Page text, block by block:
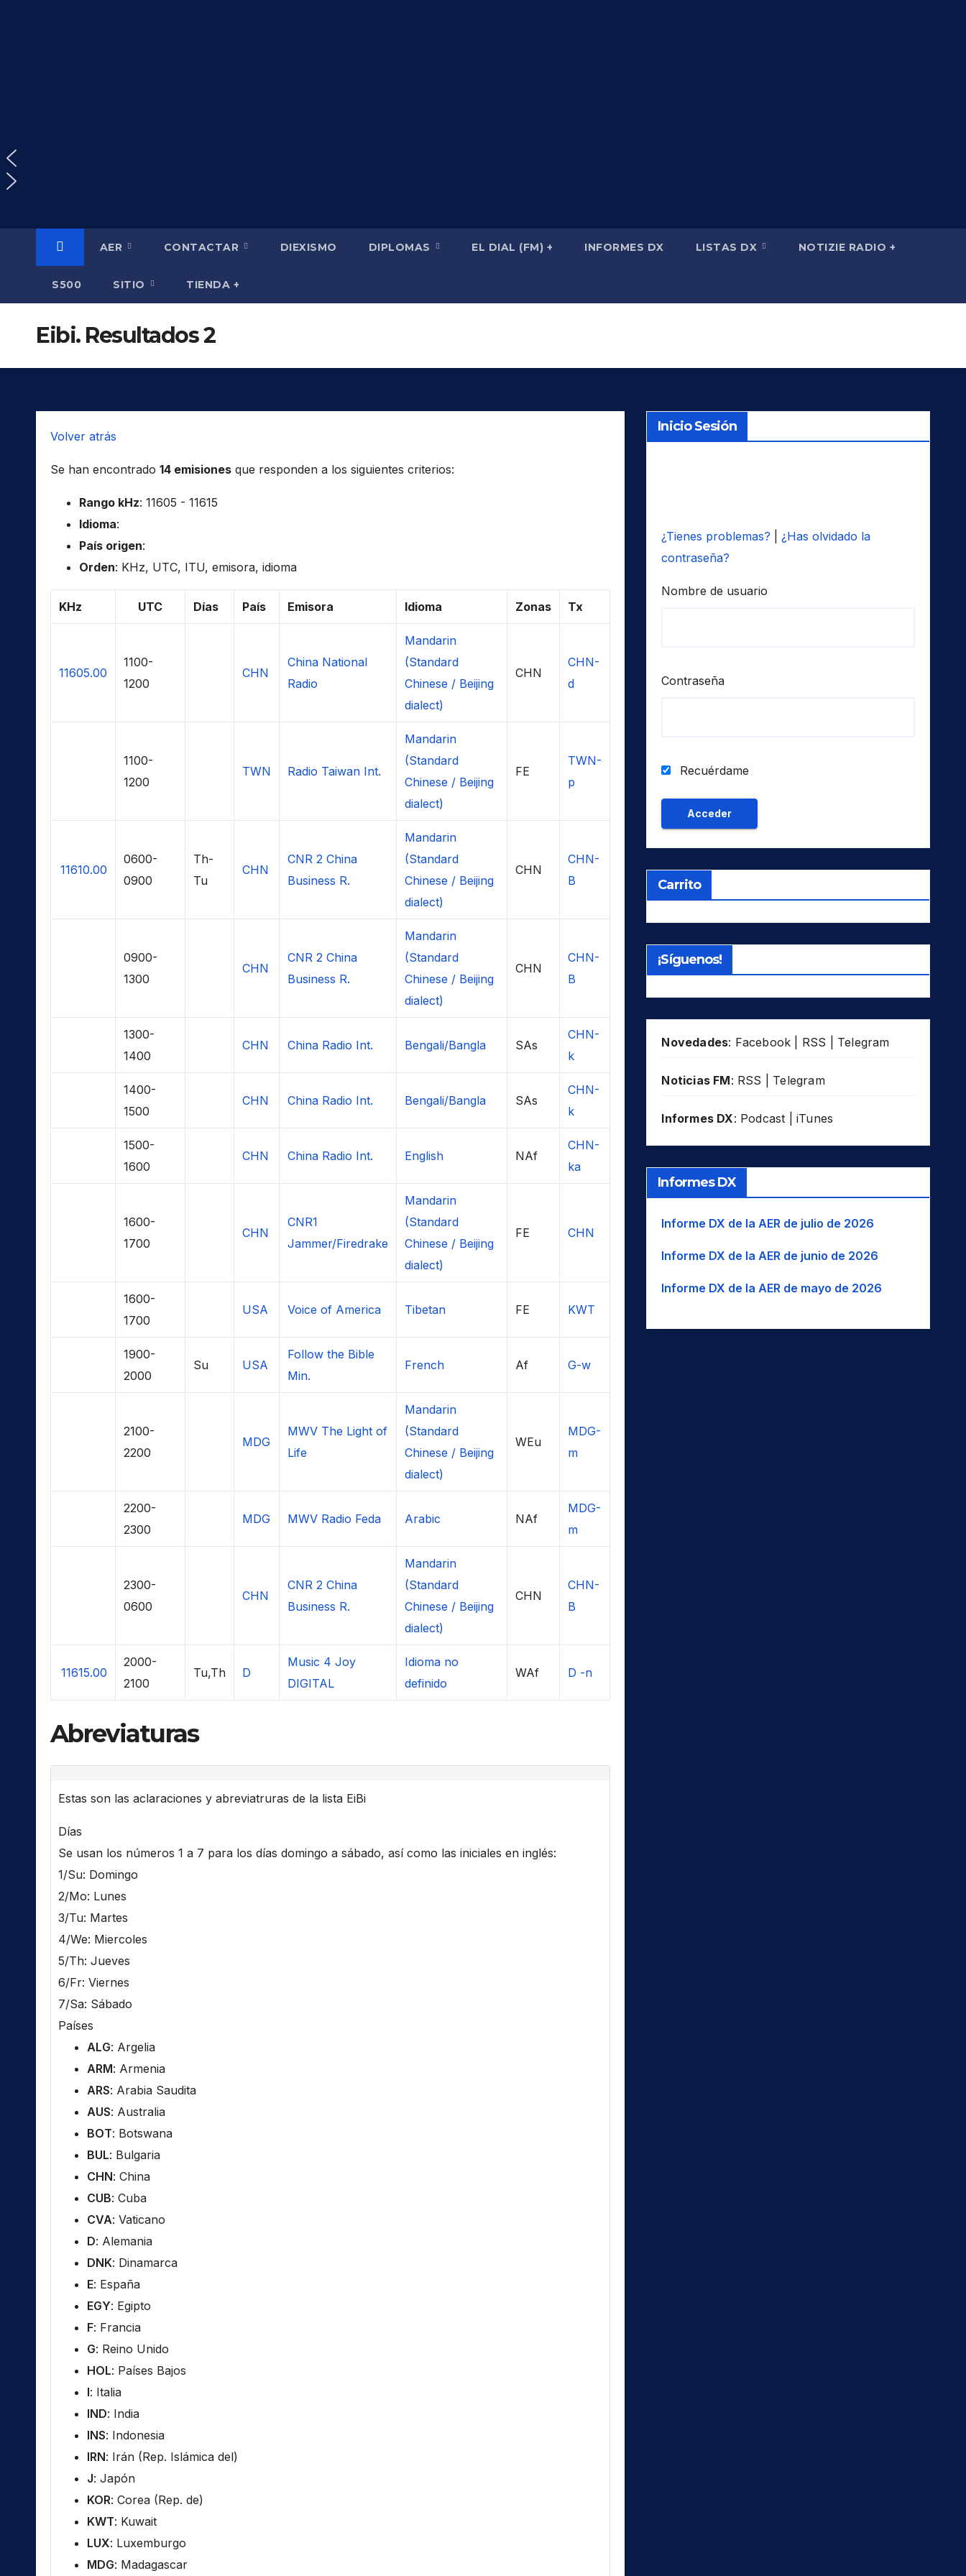
AER CONTACTAR DIEXISMO DIPLOMAS EL DIAL (FM) + INFORMES DX LISTAS DX NOTIZIE RADIO +
S500 SITIO TIENDA +
Eibi. Resultados 2
Volver atrás
Se han encontrado 14 emisiones que responden a los siguientes criterios:
Rango kHz: 11605 - 11615
Idioma:
País origen:
Orden: KHz, UTC, ITU, emisora, idioma
KHz UTC Días País Emisora Idioma Zonas Tx
11605.00
1100-
1200
CHN
China National
Radio
Mandarin
(Standard
Chinese / Beijing
dialect)
CHN
CHN-
d
1100-
1200
TWN Radio Taiwan Int.
Mandarin
(Standard
Chinese / Beijing
dialect)
FE
TWN-
p
11610.00
0600-
0900
Th-
Tu
CHN
CNR 2 China
Business R.
Mandarin
(Standard
Chinese / Beijing
dialect)
CHN
CHN-
B
0900-
1300
CHN
CNR 2 China
Business R.
Mandarin
(Standard
Chinese / Beijing
dialect)
CHN
CHN-
B
1300-
1400
CHN China Radio Int. Bengali/Bangla SAs
CHN-
k
1400-
1500
CHN China Radio Int. Bengali/Bangla SAs
CHN-
k
1500-
1600
CHN China Radio Int. English NAf
CHN-
ka
1600-
1700
CHN
CNR1
Jammer/Firedrake
Mandarin
(Standard
Chinese / Beijing
dialect)
FE CHN
1600-
1700
USA Voice of America Tibetan FE KWT
1900-
2000
Su USA
Follow the Bible
Min.
French Af G-w
2100-
2200
MDG
MWV The Light of
Life
Mandarin
(Standard
Chinese / Beijing
dialect)
WEu
MDG-
m
2200-
2300
MDG MWV Radio Feda Arabic NAf
MDG-
m
2300-
0600
CHN
CNR 2 China
Business R.
Mandarin
(Standard
Chinese / Beijing
dialect)
CHN
CHN-
B
11615.00
2000-
2100
Tu,Th D
Music 4 Joy
DIGITAL
Idioma no
definido
WAf D -n
Abreviaturas
Estas son las aclaraciones y abreviatruras de la lista EiBi
Días
Se usan los números 1 a 7 para los días domingo a sábado, así como las iniciales en inglés:
1/Su: Domingo
2/Mo: Lunes
3/Tu: Martes
4/We: Miercoles
5/Th: Jueves
6/Fr: Viernes
7/Sa: Sábado
Países
ALG: Argelia
ARM: Armenia
ARS: Arabia Saudita
AUS: Australia
BOT: Botswana
BUL: Bulgaria
CHN: China
CUB: Cuba
CVA: Vaticano
D: Alemania
DNK: Dinamarca
E: España
EGY: Egipto
F: Francia
G: Reino Unido
HOL: Países Bajos
I: Italia
IND: India
INS: Indonesia
IRN: Irán (Rep. Islámica del)
J: Japón
KOR: Corea (Rep. de)
KWT: Kuwait
LUX: Luxemburgo
MDG: Madagascar
Inicio Sesión
¿Tienes problemas?
¿Has olvidado la
contraseña?
Nombre de usuario
Contraseña
Recuérdame
Carrito
¡Síguenos!
Novedades: Facebook RSS Telegram
Noticias FM: RSS Telegram
Informes DX: Podcast iTunes
Informes DX
Informe DX de la AER de julio de 2026
Informe DX de la AER de junio de 2026
Informe DX de la AER de mayo de 2026